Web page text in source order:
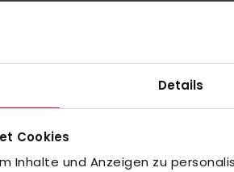
Details
Cookies
Inhalte und Anzeigen zu
hergestellt